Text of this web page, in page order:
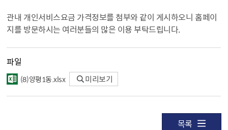
관내 개인서비스요금 가격정보를 첨부와 같이 게시하오니 홈페이
지를 방문하시는 여러분들의 많은 이용 부탁드립니다.
파일
（8）양평1동.xlsx 미리보기
목록